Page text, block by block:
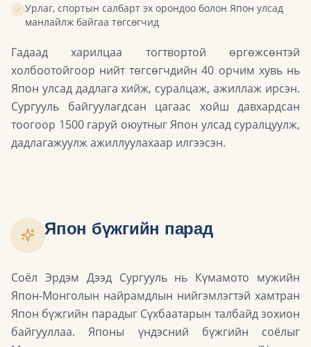
Урлаг, спортын салбарт эх орондоо болон Япон улсад
манлайлж байгаа төгсөгчид
Гадаад харилцаа тогтвортой өргөжсөнтэй
холбоотойгоор нийт төгсөгчдийн 40 орчим хувь нь
Япон улсад дадлага хийж, суралцаж, ажиллаж ирсэн.
Сургууль байгуулагдсан цагаас хойш давхардсан
тоогоор 1500 гаруй оюутныг Япон улсад суралцуулж,
дадлагажуулж ажиллуулахаар илгээсэн.
Япон бүжгийн парад
Соёл Эрдэм Дээд Сургууль нь Күмамото мужийн
Япон-Монголын найрамдлын нийгэмлэгтэй хамтран
Япон бүжгийн парадыг Сүхбаатарын талбайд зохион
байгууллаа. Японы үндэсний бүжгийн соёлыг